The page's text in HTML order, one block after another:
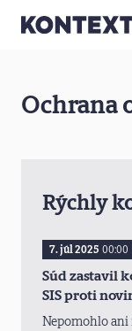
Ochrana
Rýchly
7. júl 2025 00:00
Súd zastavil
SIS proti
Nepomohlo ani